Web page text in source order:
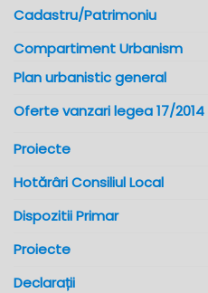
Cadastru/Patrimoniu
Compartiment Urbanism
Plan urbanistic general
Oferte vanzari legea 17/
Proiecte
Hotărâri Consiliul Local
Dispozitii Primar
Proiecte
Declarații